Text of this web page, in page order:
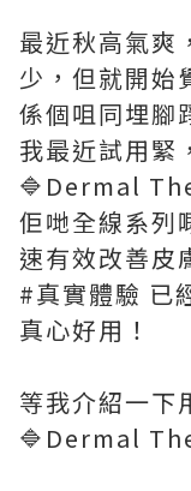
最近秋高氣爽
少，但就開始
係個咀同埋腳
我最近試用緊
🔷Dermal
佢哋全線系列
速有效改善皮
#真實體驗 已
真心好用！
等我介紹一下
🔷Dermal